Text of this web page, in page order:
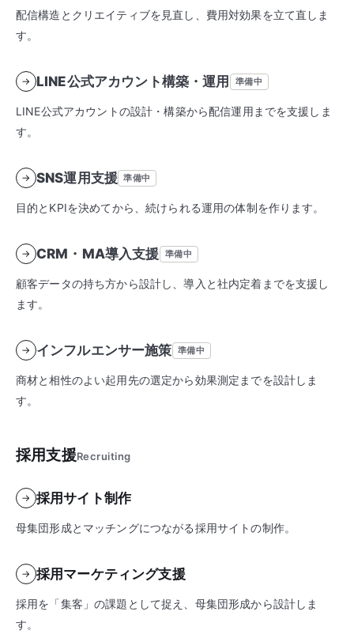
配信構造とクリエイティブを見直し、費用対効果を立て直しま
す。
→ LINE公式アカウント構築・運用 準備中
LINE公式アカウントの設計・構築から配信運用までを支援しま
す。
→ SNS運用支援 準備中
目的とKPIを決めてから、続けられる運用の体制を作ります。
→ CRM・MA導入支援 準備中
顧客データの持ち方から設計し、導入と社内定着までを支援し
ます。
→ インフルエンサー施策 準備中
商材と相性のよい起用先の選定から効果測定までを設計しま
す。
採用支援Recruiting
→ 採用サイト制作
母集団形成とマッチングにつながる採用サイトの制作。
→ 採用マーケティング支援
採用を「集客」の課題として捉え、母集団形成から設計しま
す。